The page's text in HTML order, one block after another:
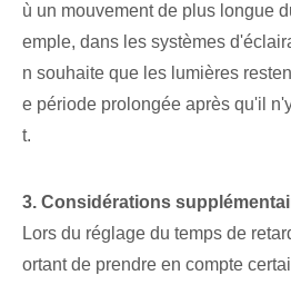
ù un mouvement de plus longue
emple, dans les systèmes
n souhaite que les lumières
e période prolongée après qu'il
t.
3.⁤ Considérations
Lors du réglage du temps de
ortant de prendre en compte